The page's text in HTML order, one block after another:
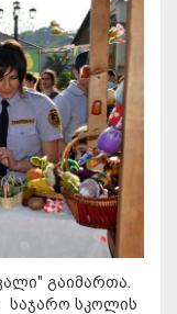
გაიმართა.
საჯარო სკოლის